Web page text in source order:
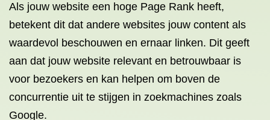
Als jouw website een hoge Page Rank heeft,
betekent dit dat andere websites jouw content als
waardevol beschouwen en ernaar linken. Dit geeft
aan dat jouw website relevant en betrouwbaar is
voor bezoekers en kan helpen om boven de
concurrentie uit te stijgen in zoekmachines zoals
Google.